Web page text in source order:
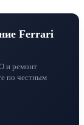
Ferrari
и ремонт
по честным